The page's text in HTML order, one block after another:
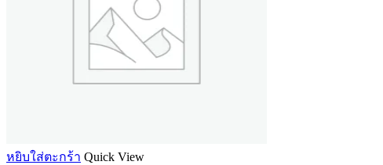
หยิบใส่ตะกร้า Quick View